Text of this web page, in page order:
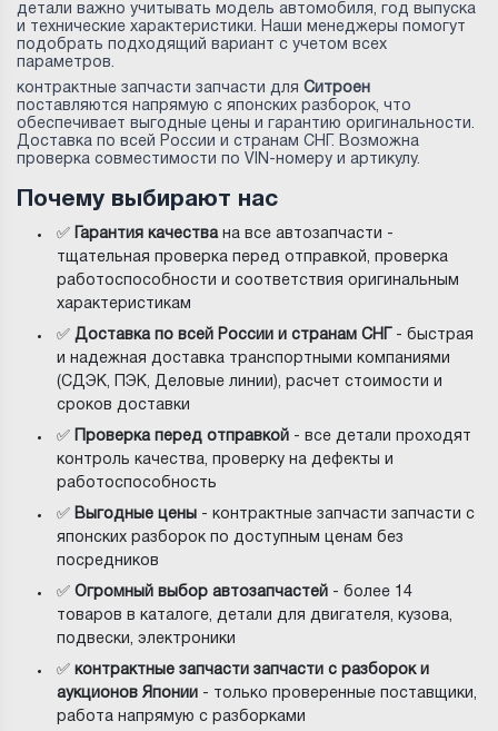
детали важно учитывать модель автомобиля, год выпуска
и технические характеристики. Наши менеджеры помогут
подобрать подходящий вариант с учетом всех
параметров.
контрактные запчасти запчасти для Ситроен
поставляются напрямую с японских разборок, что
обеспечивает выгодные цены и гарантию оригинальности.
Доставка по всей России и странам СНГ. Возможна
проверка совместимости по VIN-номеру и артикулу.
Почему выбирают нас
✅ Гарантия качествана все автозапчасти -
тщательная проверка перед отправкой, проверка
работоспособности и соответствия оригинальным
характеристикам
✅Доставка по всей России и странам СНГ
- быстрая
и надежная доставка транспортными компаниями
(СДЭК, ПЭК, Деловые линии), расчет стоимости и
сроков доставки
✅ Проверка перед отправкой - все детали проходят
контроль качества, проверку на дефекты и
работоспособность
✅ Выгодные цены - контрактные запчасти запчасти с
японских разборок по доступным ценам без
посредников
✅Огромный выбор автозапчастей - более 14
товаров в каталоге, детали для двигателя, кузова,
подвески, электроники
✅ контрактные запчасти запчасти с разборок и
аукционов Японии - только проверенные поставщики,
работа напрямую с разборками